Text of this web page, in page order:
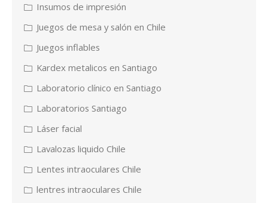
Insumos de impresión
Juegos de mesa y salón en Chile
Juegos inflables
Kardex metalicos en Santiago
Laboratorio clínico en Santiago
Laboratorios Santiago
Láser facial
Lavalozas liquido Chile
Lentes intraoculares Chile
lentres intraoculares Chile